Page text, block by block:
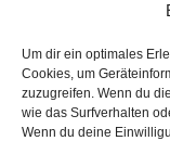
Um dir ein optimales
Cookies, um
zuzugreifen. Wenn du
wie das Surfverhalten
Wenn du deine
Schlagwörter
Das 1×1 der
Mit Firestone